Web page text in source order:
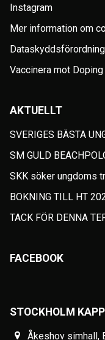
Instagram
Mer information om
Vaccinera mot Doping
AKTUELLT
SVERIGES BÄSTA
SM GULD
SKK söker ungdoms
BOKNING TILL HT
TACK FÖR DENNA
FACEBOOK
STOCKHOLM
Åkeshov simhall,